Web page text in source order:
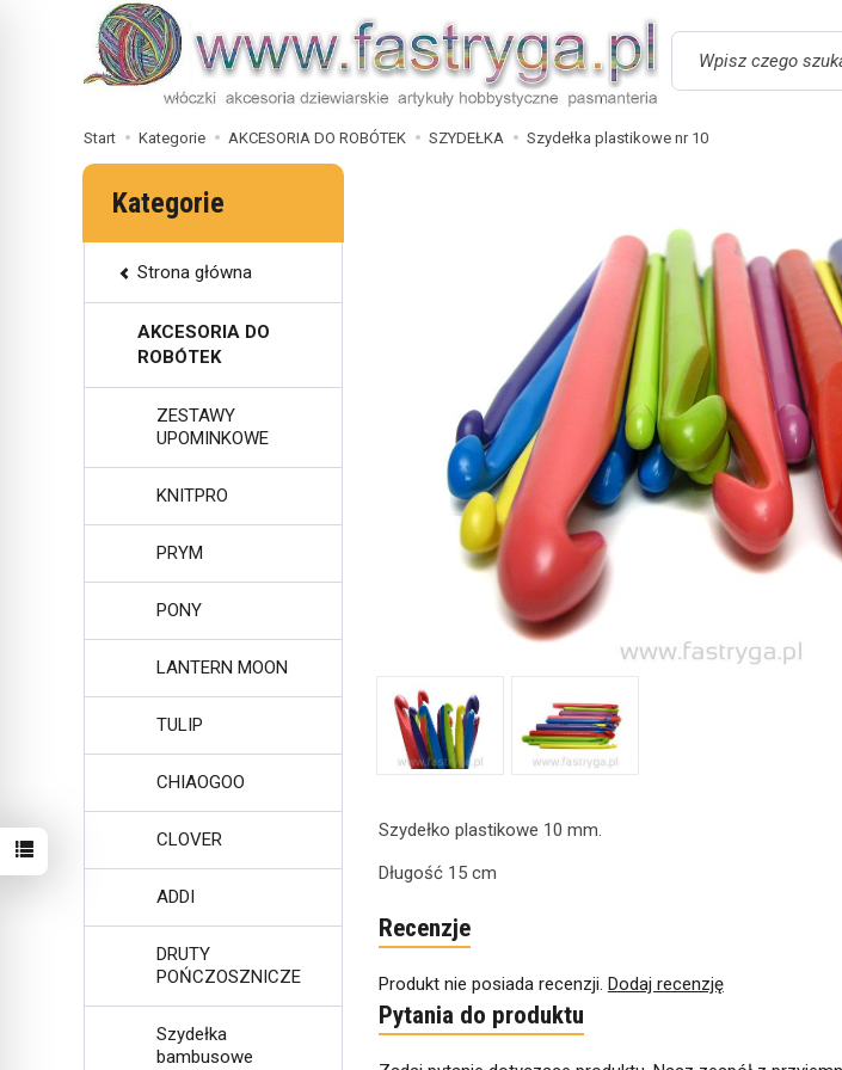
Wyszukaj
Start Kategorie AKCESORIA DO ROBÓTEK SZYDEŁKA Szydełka plastikowe nr 10
Szydełko plastikowe 10 mm.
Długość 15 cm
Recenzje
Produkt nie posiada recenzji. Dodaj recenzję
Pytania do produktu
Kategorie
Strona główna
AKCESORIA DO
ROBÓTEK
ZESTAWY
UPOMINKOWE
KNITPRO
PRYM
PONY
LANTERN MOON
TULIP
CHIAOGOO
CLOVER
ADDI
DRUTY
POŃCZOSZNICZE
Szydełka
bambusowe